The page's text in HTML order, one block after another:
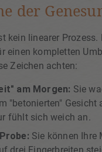
der
kein linearer Prozess.
einen kompletten
Zeichen achten:
am Morgen: Sie
"betonierten" Gesicht
fühlt sich weich an.
Sie können Ihre